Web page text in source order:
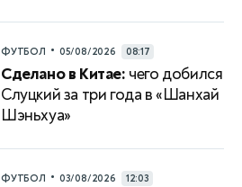
ФУТБОЛ • 05/08/2026 08:17
Сделано в Китае: чего добился
Слуцкий за три года в «Шанхай
Шэньхуа»
ФУТБОЛ • 03/08/2026 12:03